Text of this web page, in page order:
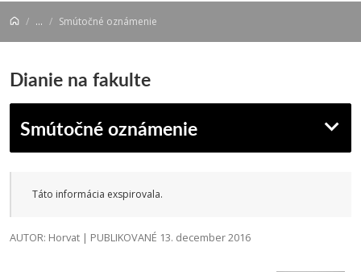
... Smútočné oznámenie
Dianie na fakulte
Smútočné oznámenie
Táto informácia exspirovala.
AUTOR: Horvat | PUBLIKOVANÉ 13. december 2016